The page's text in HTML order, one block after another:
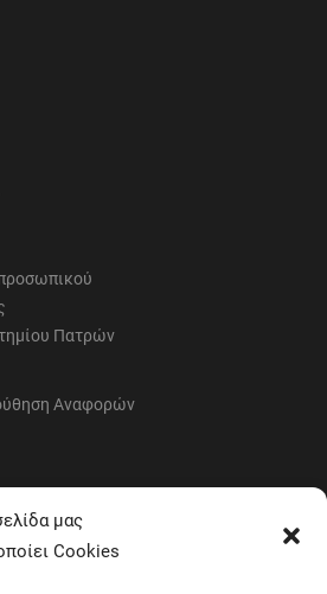
μας
Cookies
Πατρών
Αναφορών